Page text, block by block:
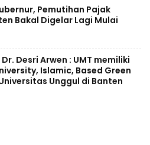
Pemutihan Pajak
Bakal Digelar Lagi Mulai
Desri Arwen : UMT memiliki
Islamic, Based Green
Unggul di Banten